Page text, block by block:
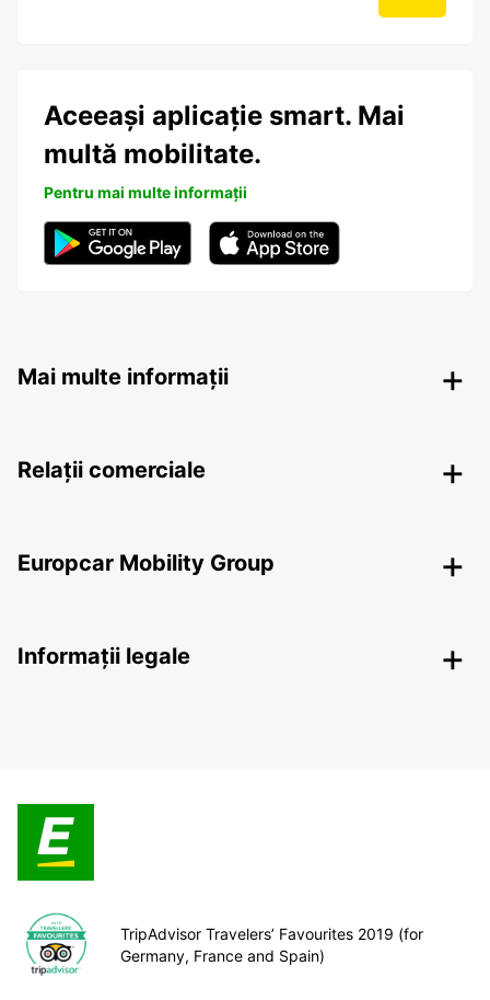
Aceeași aplicație smart. Mai
multă mobilitate.
Pentru mai multe informații
Mai multe informații
Relații comerciale
Europcar Mobility Group
Informații legale
TripAdvisor Travelers’ Favourites 2019 (for
Germany, France and Spain)